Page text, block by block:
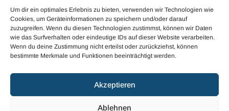
Um dir ein optimales Erlebnis zu bieten, verwenden wir Technologien wie
Cookies, um Geräteinformationen zu speichern und/oder darauf
zuzugreifen. Wenn du diesen Technologien zustimmst, können wir Daten
wie das Surfverhalten oder eindeutige IDs auf dieser Website verarbeiten.
Wenn du deine Zustimmung nicht erteilst oder zurückziehst, können
bestimmte Merkmale und Funktionen beeinträchtigt werden.
Akzeptieren
Ablehnen
eine Beurteilung möglich ist.
© 2023 Mobiler Autoglas